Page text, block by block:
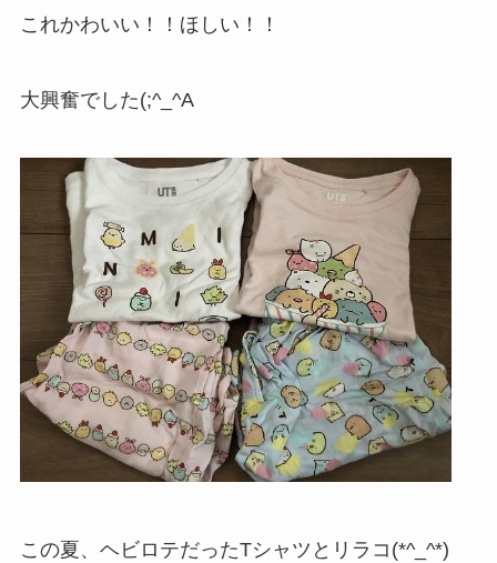
これかわいい！！ほしい！！
大興奮でした(;^_^A
この夏、ヘビロテだったTシャツとリラコ(*^_^*)